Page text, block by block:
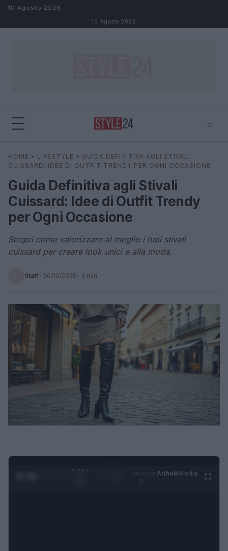
Salta al contenuto
10 Agosto 2026
10 Agosto 2026
⌕
Cerca
HOME » LIFESTYLE » GUIDA DEFINITIVA AGLI STIVALI
CUISSARD: IDEE DI OUTFIT TRENDY PER OGNI OCCASIONE
Guida Definitiva agli Stivali
Cuissard: Idee di Outfit Trendy
per Ogni Occasione
Scopri come valorizzare al meglio i tuoi stivali
cuissard per creare look unici e alla moda.
Staff · 30/10/2025 · 3 min
0:29 /
AdhubMedia